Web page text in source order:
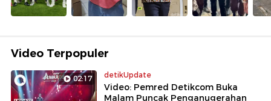
Video Terpopuler
02:17 detikUpdate
Video: Pemred Detikcom Buka
Malam Puncak Penganugerahan